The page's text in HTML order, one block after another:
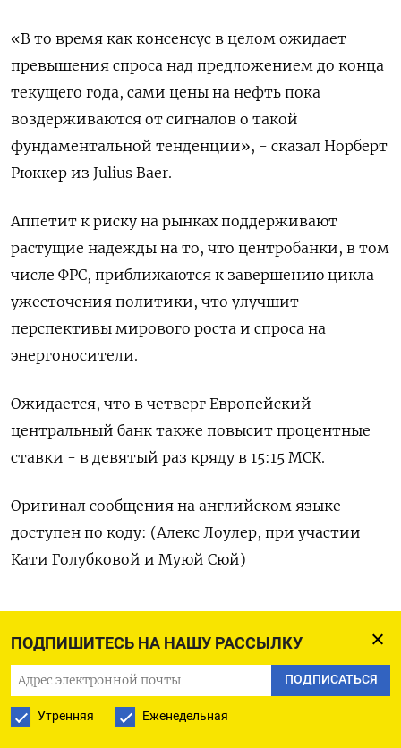
ПОДПИШИТЕСЬ НА НАШУ РАССЫЛКУ
ПОДПИСАТЬСЯ
Утренняя Еженедельная
«В то время как консенсус в целом ожидает
превышения спроса над предложением до конца
текущего года, сами цены на нефть пока
воздерживаются от сигналов о такой
фундаментальной тенденции», - сказал Норберт
Рюккер из Julius Baer.
Аппетит к риску на рынках поддерживают
растущие надежды на то, что центробанки, в том
числе ФРС, приближаются к завершению цикла
ужесточения политики, что улучшит
перспективы мирового роста и спроса на
энергоносители.
Ожидается, что в четверг Европейский
центральный банк также повысит процентные
ставки - в девятый раз кряду в 15:15 МСК.
Оригинал сообщения на английском языке
доступен по коду: (Алекс Лоулер, при участии
Кати Голубковой и Муюй Сюй)
ПОДПИСАТЬСЯ НА ТЕЛЕГРАМ